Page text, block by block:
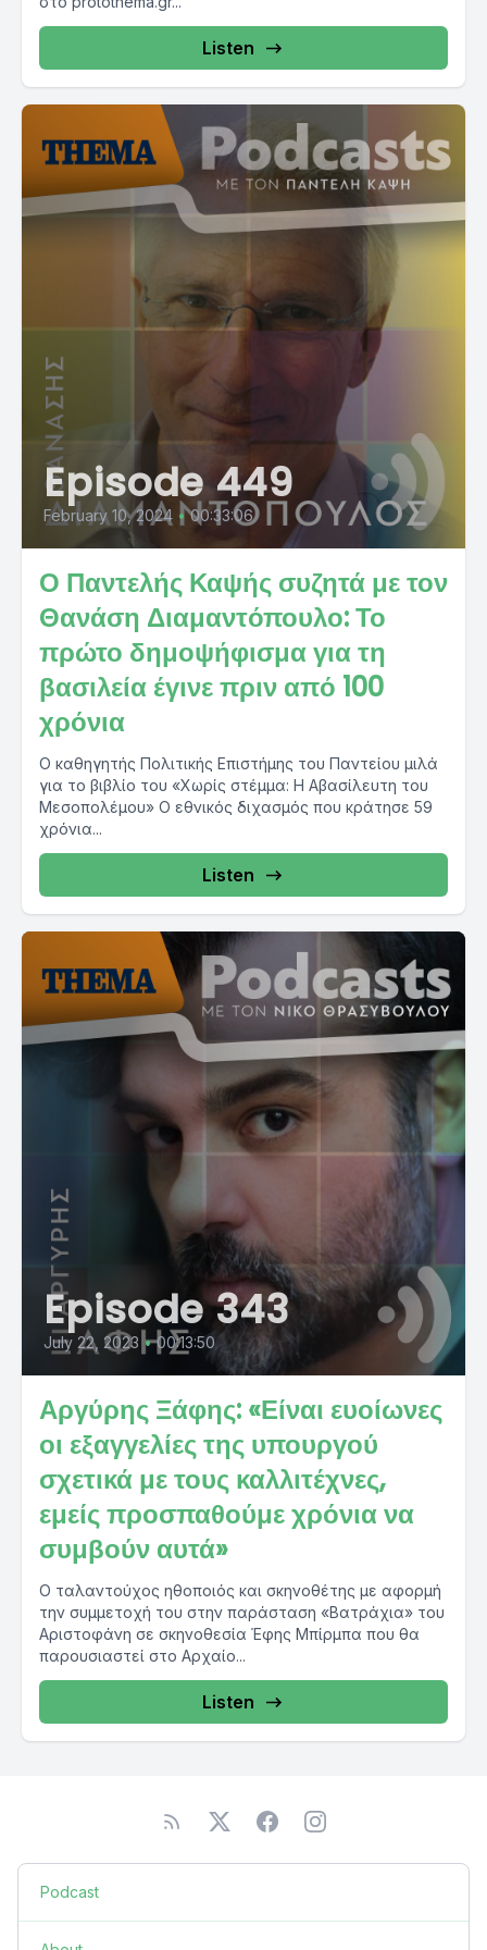
Listen
Episode 449
February 10, 2024 • 00:33:06
Ο Παντελής Καψής συζητά με τον
Θανάση Διαμαντόπουλο: Το
πρώτο δημοψήφισμα για τη
βασιλεία έγινε πριν από 100
χρόνια
Ο καθηγητής Πολιτικής Επιστήμης του Παντείου μιλά
για το βιβλίο του «Χωρίς στέμμα: Η Αβασίλευτη του
Μεσοπολέμου» Ο εθνικός διχασμός που κράτησε 59
χρόνια...
Listen
Episode 343
July 22, 2023 • 00:13:50
Αργύρης Ξάφης: «Είναι ευοίωνες
οι εξαγγελίες της υπουργού
σχετικά με τους καλλιτέχνες,
εμείς προσπαθούμε χρόνια να
συμβούν αυτά»
Ο ταλαντούχος ηθοποιός και σκηνοθέτης με αφορμή
την συμμετοχή του στην παράσταση «Βατράχια» του
Αριστοφάνη σε σκηνοθεσία Έφης Μπίρμπα που θα
παρουσιαστεί στο Αρχαίο...
Listen
Podcast